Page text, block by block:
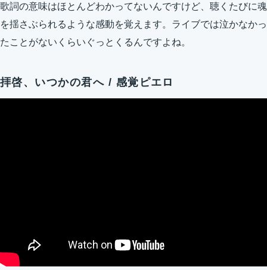
歌詞の意味はほとんどわかってないんですけど、聴くたびに魂
を揺さぶられるような感動を覚えます。ライブでは泣かなかっ
たことがないくらいぐっとくるんですよね。
拝啓、いつかの君へ / 感覚ピエロ